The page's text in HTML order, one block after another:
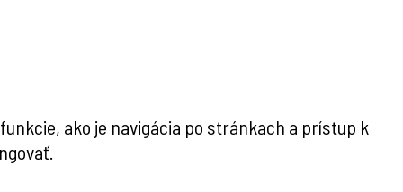
ako je navigácia po stránkach a prístup k